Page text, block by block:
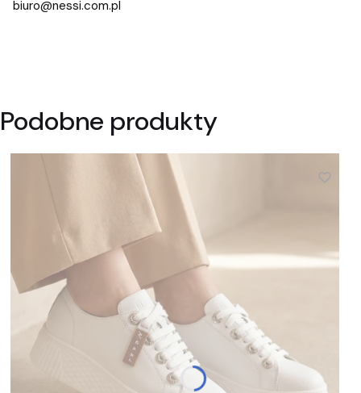
biuro@nessi.com.pl
Podobne produkty